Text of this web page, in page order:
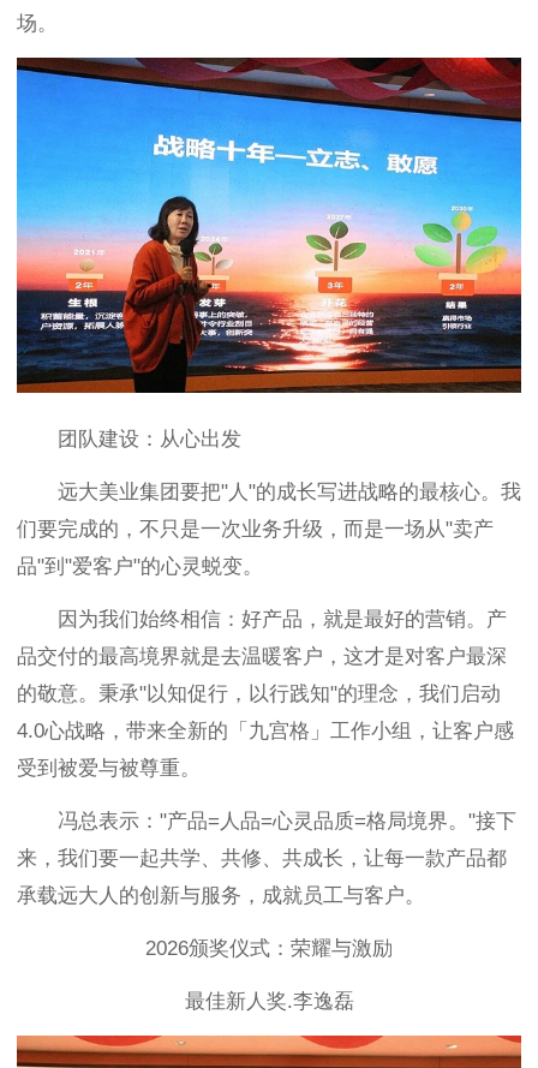
场。
团队建设：从心出发
远大美业集团要把"人"的成长写进战略的最核心。我
们要完成的，不只是一次业务升级，而是一场从"卖产
品"到"爱客户"的心灵蜕变。
因为我们始终相信：好产品，就是最好的营销。产
品交付的最高境界就是去温暖客户，这才是对客户最深
的敬意。秉承"以知促行，以行践知"的理念，我们启动
4.0心战略，带来全新的「九宫格」工作小组，让客户感
受到被爱与被尊重。
冯总表示："产品=人品=心灵品质=格局境界。"接下
来，我们要一起共学、共修、共成长，让每一款产品都
承载远大人的创新与服务，成就员工与客户。
2026颁奖仪式：荣耀与激励
最佳新人奖.李逸磊